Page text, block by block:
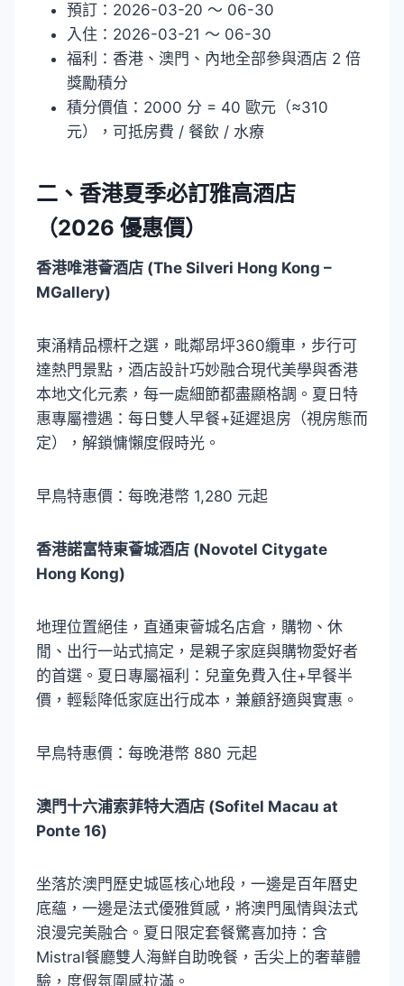
預訂：2026-03-20 ～ 06-30
入住：2026-03-21 ～ 06-30
福利：香港、澳門、內地全部參與酒店 2 倍
獎勵積分
積分價值：2000 分 = 40 歐元（≈310
元），可抵房費 / 餐飲 / 水療
二、香港夏季必訂雅高酒店
（2026 優惠價）
香港唯港薈酒店 (The Silveri Hong Kong –
MGallery)
東涌精品標杆之選，毗鄰昂坪360纜車，步行可
達熱門景點，酒店設計巧妙融合現代美學與香港
本地文化元素，每一處細節都盡顯格調。夏日特
惠專屬禮遇：每日雙人早餐+延遲退房（視房態而
定），解鎖慵懶度假時光。
早鳥特惠價：每晚港幣 1,280 元起
香港諾富特東薈城酒店 (Novotel Citygate
Hong Kong)
地理位置絕佳，直通東薈城名店倉，購物、休
閒、出行一站式搞定，是親子家庭與購物愛好者
的首選。夏日專屬福利：兒童免費入住+早餐半
價，輕鬆降低家庭出行成本，兼顧舒適與實惠。
早鳥特惠價：每晚港幣 880 元起
澳門十六浦索菲特大酒店 (Sofitel Macau at
Ponte 16)
坐落於澳門歷史城區核心地段，一邊是百年曆史
底蘊，一邊是法式優雅質感，將澳門風情與法式
浪漫完美融合。夏日限定套餐驚喜加持：含
Mistral餐廳雙人海鮮自助晚餐，舌尖上的奢華體
驗，度假氛圍感拉滿。